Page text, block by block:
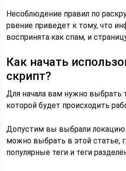
Несоблюдение правил по
рвение приведет к тому, что
воспринята как спам, и
Как начать
скрипт?
Для начала вам нужно выбрать
которой будет происходить
Допустим вы выбрали локацию
можно выбрать в этой статье,
популярные теги и теги